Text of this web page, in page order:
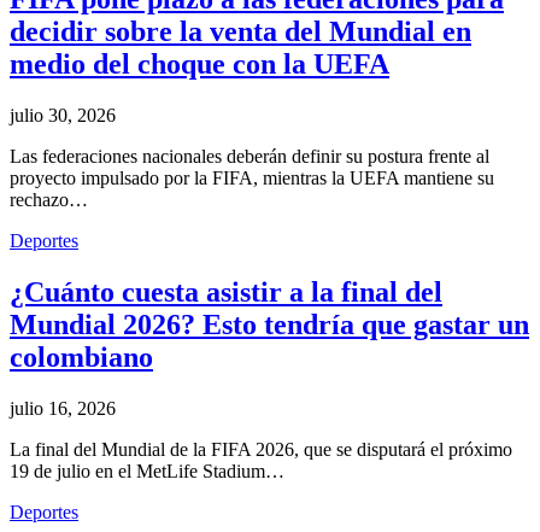
decidir sobre la venta del Mundial en
medio del choque con la UEFA
julio 30, 2026
Las federaciones nacionales deberán definir su postura frente al
proyecto impulsado por la FIFA, mientras la UEFA mantiene su
rechazo…
Deportes
¿Cuánto cuesta asistir a la final del
Mundial 2026? Esto tendría que gastar un
colombiano
julio 16, 2026
La final del Mundial de la FIFA 2026, que se disputará el próximo
19 de julio en el MetLife Stadium…
Deportes